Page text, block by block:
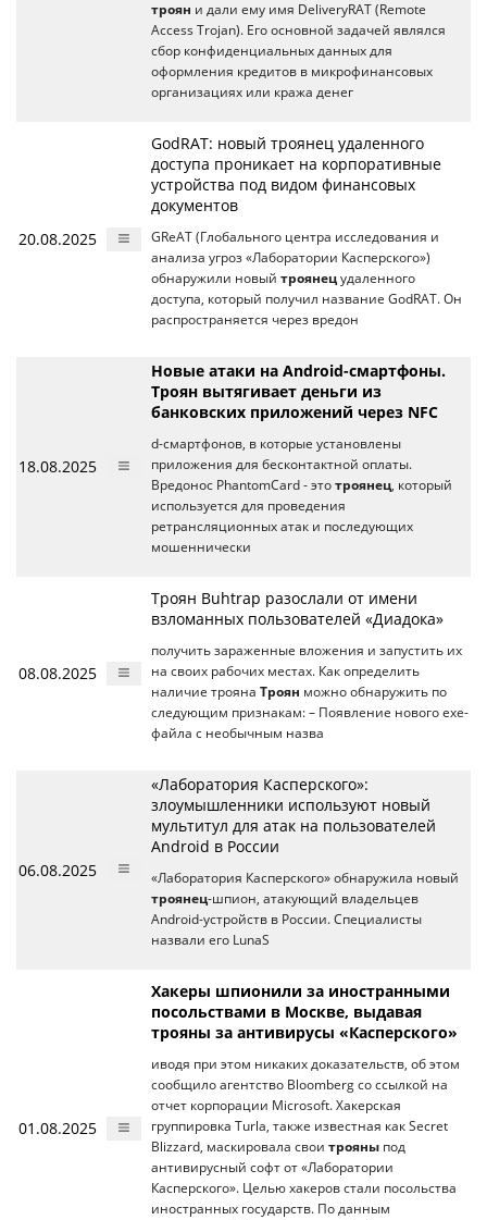
троян и дали ему имя DeliveryRAT (Remote
Access Trojan). Его основной задачей являлся
сбор конфиденциальных данных для
оформления кредитов в микрофинансовых
организациях или кража денег
20.08.2025
GodRAT: новый троянец удаленного
доступа проникает на корпоративные
устройства под видом финансовых
документов
GReAT (Глобального центра исследования и
анализа угроз «Лаборатории Касперского»)
обнаружили новый троянец удаленного
доступа, который получил название GodRAT. Он
распространяется через вредон
18.08.2025
Новые атаки на Android-смартфоны.
Троян вытягивает деньги из
банковских приложений через NFC
d-смартфонов, в которые установлены
приложения для бесконтактной оплаты.
Вредонос PhantomCard - это троянец, который
используется для проведения
ретрансляционных атак и последующих
мошеннически
08.08.2025
Троян Buhtrap разослали от имени
взломанных пользователей «Диадока»
получить зараженные вложения и запустить их
на своих рабочих местах. Как определить
наличие трояна Троян можно обнаружить по
следующим признакам: – Появление нового exe-
файла с необычным назва
06.08.2025
«Лаборатория Касперского»:
злоумышленники используют новый
мультитул для атак на пользователей
Android в России
«Лаборатория Касперского» обнаружила новый
троянец-шпион, атакующий владельцев
Android-устройств в России. Специалисты
назвали его LunaS
01.08.2025
Хакеры шпионили за иностранными
посольствами в Москве, выдавая
трояны за антивирусы «Касперского»
иводя при этом никаких доказательств, об этом
сообщило агентство Bloomberg со ссылкой на
отчет корпорации Microsoft. Хакерская
группировка Turla, также известная как Secret
Blizzard, маскировала свои трояны под
антивирусный софт от «Лаборатории
Касперского». Целью хакеров стали посольства
иностранных государств. По данным